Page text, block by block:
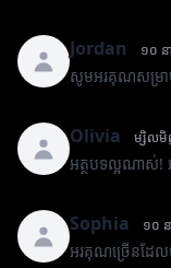
Jordan ១០ ន
សូមអរគុណសម្រា
Olivia ម្សិល
អត្ថបទល្អណាស់!
Sophia ១០
អរគុណច្រើនដែល